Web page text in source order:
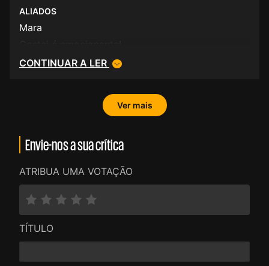
ALIADOS
Mara
CONTINUAR A LER
Ver mais
Envie-nos a sua crítica
ATRIBUA UMA VOTAÇÃO
TÍTULO